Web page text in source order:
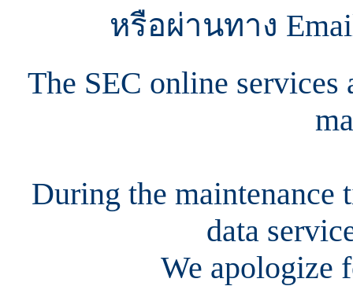
หรือผ่านทาง
The SEC online
During the maintenance
data
We apologize